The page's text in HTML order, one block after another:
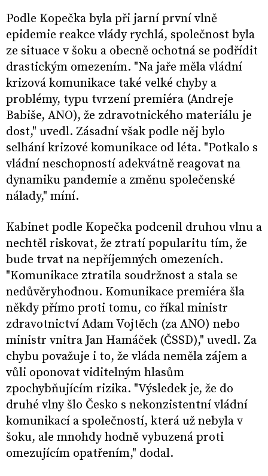
Podle Kopečka byla při jarní první vlně
epidemie reakce vlády rychlá, společnost byla
ze situace v šoku a obecně ochotná se podřídit
drastickým omezením. "Na jaře měla vládní
krizová komunikace také velké chyby a
problémy, typu tvrzení premiéra (Andreje
Babiše, ANO), že zdravotnického materiálu je
dost," uvedl. Zásadní však podle něj bylo
selhání krizové komunikace od léta. "Potkalo s
vládní neschopností adekvátně reagovat na
dynamiku pandemie a změnu společenské
nálady," míní.
Kabinet podle Kopečka podcenil druhou vlnu a
nechtěl riskovat, že ztratí popularitu tím, že
bude trvat na nepříjemných omezeních.
"Komunikace ztratila soudržnost a stala se
nedůvěryhodnou. Komunikace premiéra šla
někdy přímo proti tomu, co říkal ministr
zdravotnictví Adam Vojtěch (za ANO) nebo
ministr vnitra Jan Hamáček (ČSSD)," uvedl. Za
chybu považuje i to, že vláda neměla zájem a
vůli oponovat viditelným hlasům
zpochybňujícím rizika. "Výsledek je, že do
druhé vlny šlo Česko s nekonzistentní vládní
komunikací a společností, která už nebyla v
šoku, ale mnohdy hodně vybuzená proti
omezujícím opatřením," dodal.